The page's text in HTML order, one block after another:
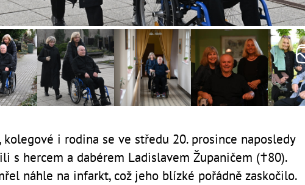
kolegové i rodina se ve středu 20. prosince naposledy
s hercem a dabérem Ladislavem Županičem (†80).
náhle na infarkt, což jeho blízké pořádně zaskočilo.